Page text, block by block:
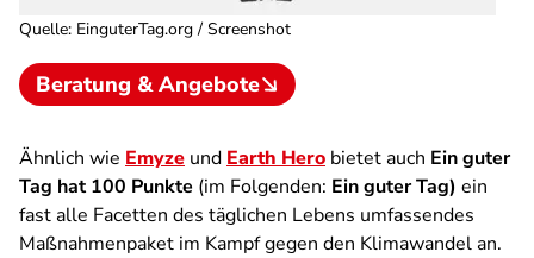
Quelle: EinguterTag.org / Screenshot
Beratung & Angebote
Ähnlich wie Emyze und Earth Hero bietet auch Ein guter
Tag hat 100 Punkte (im Folgenden: Ein guter Tag) ein
fast alle Facetten des täglichen Lebens umfassendes
Maßnahmenpaket im Kampf gegen den Klimawandel an.